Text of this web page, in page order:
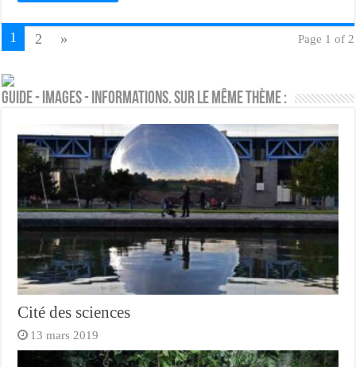
Page 1 of 2
1 2 »
Guide - Images - Informations. Sur le même thème :
Cité des sciences
13 mars 2019